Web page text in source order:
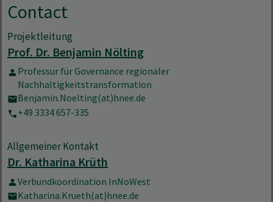
Contact
Projektleitung
Prof. Dr. Benjamin Nölting
Professur für Governance regionaler
Nachhaltigkeitstransformation
Benjamin.Noelting(at)hnee.de
+49 3334 657-335
Allgemeiner Kontakt
Dr. Katharina Krüth
Verbundkoordination InNoWest
Katharina.Krueth(at)hnee.de